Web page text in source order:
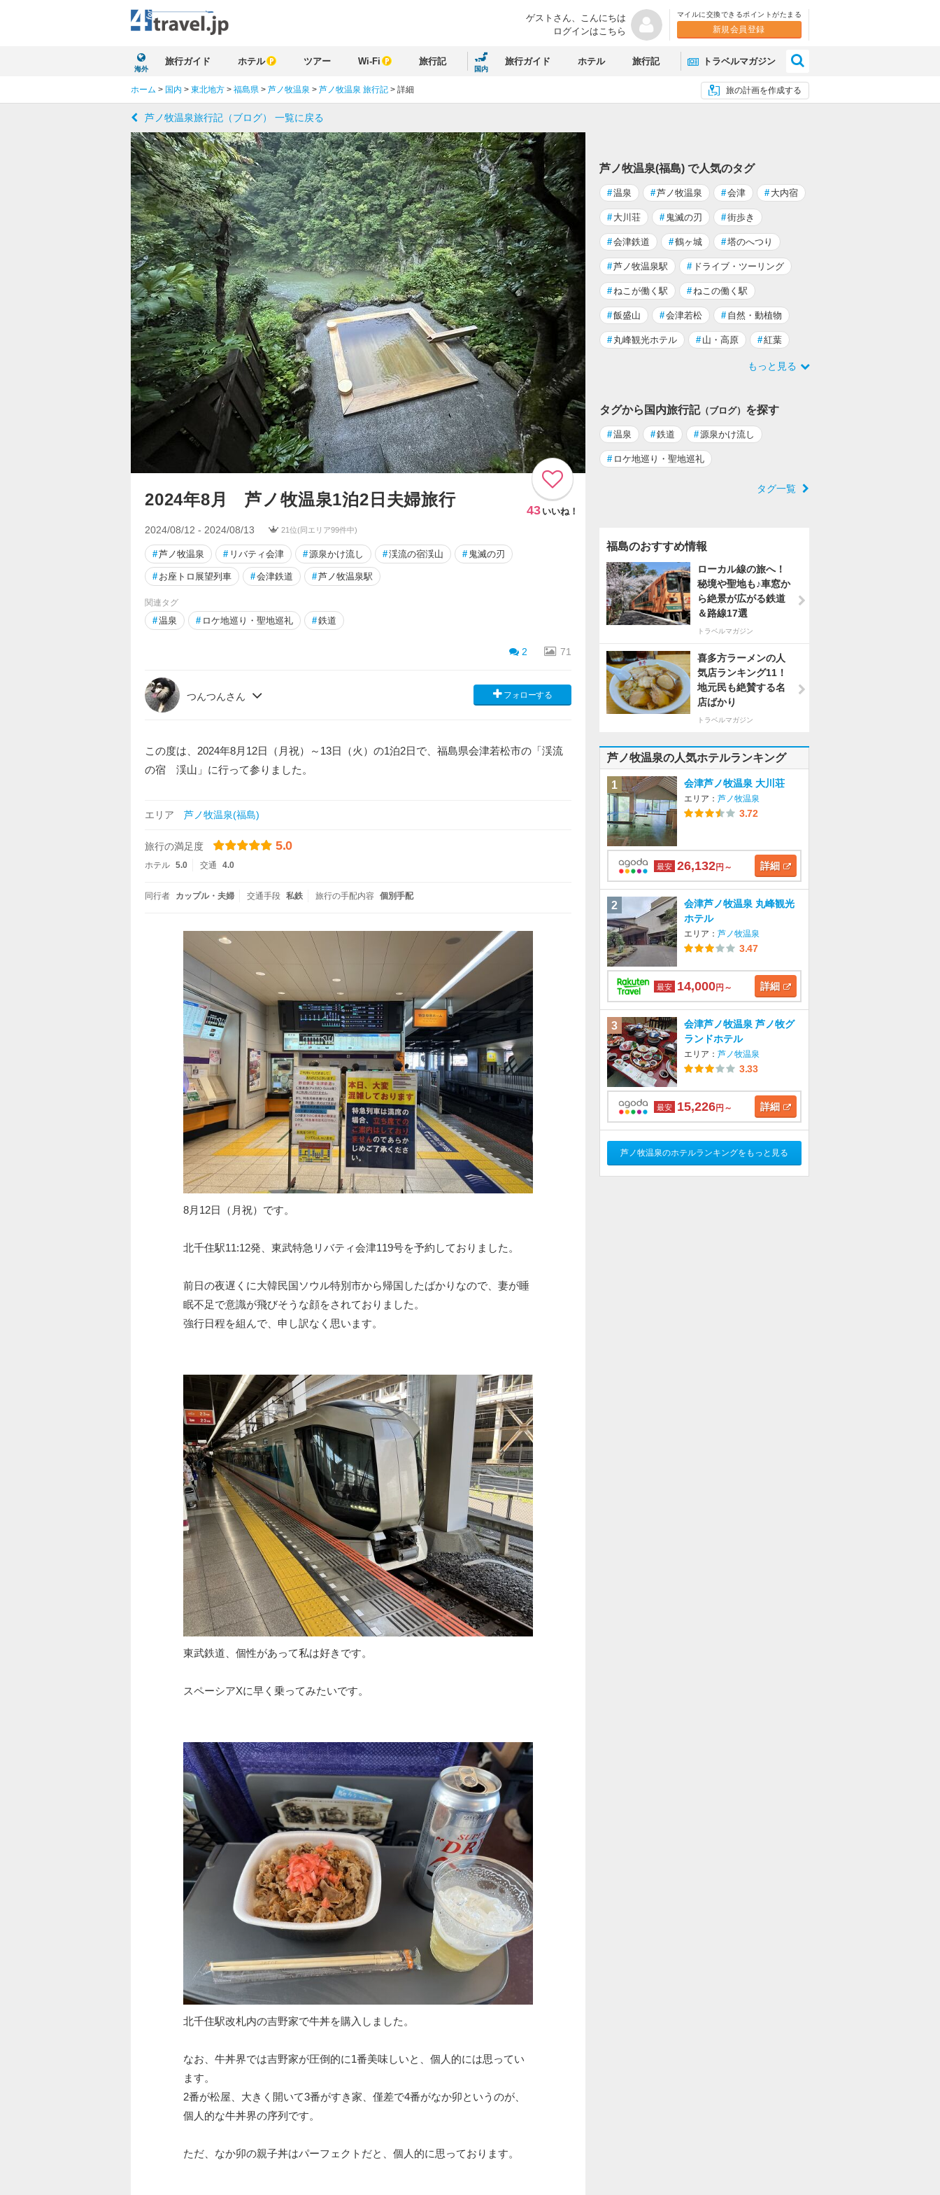
ゲストさん、 こんにちは
ログインはこちら
マイルに交換できるポイントがたまる
新規会員登録
海外
旅行ガイド ホテル ツアー Wi-Fi 旅行記
国内
旅行ガイド ホテル 旅行記 トラベルマガジン
旅の計画を作成する
ホーム > 国内 > 東北地方 > 福島県 > 芦ノ牧温泉 > 芦ノ牧温泉 旅行記 > 詳細
芦ノ牧温泉旅行記（ブログ） 一覧に戻る
2024年8月 芦ノ牧温泉1泊2日夫婦旅行
43 いいね！
2024/08/12 - 2024/08/13 21位(同エリア99件中)
#芦ノ牧温泉 # リバティ会津 #源泉かけ流し #渓流の宿渓山 # 鬼滅の刃
# お座トロ展望列車 #会津鉄道 #芦ノ牧温泉駅
関連タグ
#温泉 # ロケ地巡り・聖地巡礼 #鉄道
2 71
つんつんさん フォローする
この度は、2024年8月12日（月祝）～13日（火）の1泊2日で、福島県会津若松市の「渓流
の宿 渓山」に行って参りました。
エリア 芦ノ牧温泉(福島)
旅行の満足度 5.0
ホテル 5.0 交通 4.0
同行者 カップル・夫婦 交通手段 私鉄 旅行の手配内容 個別手配
8月12日（月祝）です。
北千住駅11:12発、東武特急リバティ会津119号を予約しておりました。
前日の夜遅くに大韓民国ソウル特別市から帰国したばかりなので、妻が睡
眠不足で意識が飛びそうな顔をされておりました。
強行日程を組んで、申し訳なく思います。
東武鉄道、個性があって私は好きです。
スペーシアXに早く乗ってみたいです。
北千住駅改札内の吉野家で牛丼を購入しました。
なお、牛丼界では吉野家が圧倒的に1番美味しいと、個人的には思ってい
ます。
2番が松屋、大きく開いて3番がすき家、僅差で4番がなか卯というのが、
個人的な牛丼界の序列です。
ただ、なか卯の親子丼はパーフェクトだと、個人的に思っております。
芦ノ牧温泉(福島) で人気のタグ
#温泉 #芦ノ牧温泉 #会津 # 大内宿
# 大川荘 # 鬼滅の刃 #街歩き
#会津鉄道 #鶴ヶ城 #塔のへつり
#芦ノ牧温泉駅 # ドライブ・ツーリング
#ねこが働く駅 #ねこの働く駅
#飯盛山 #会津若松 # 自然・動植物
# 丸峰観光ホテル # 山・高原 #紅葉
もっと見る
タグから国内旅行記（ブログ） を探す
#温泉 #鉄道 #源泉かけ流し
# ロケ地巡り・聖地巡礼
タグ一覧
福島のおすすめ情報
ローカル線の旅へ！
秘境や聖地も♪車窓か
ら絶景が広がる鉄道
＆路線17選
トラベルマガジン
喜多方ラーメンの人
気店ランキング11！
地元民も絶賛する名
店ばかり
トラベルマガジン
芦ノ牧温泉の人気ホテルランキング
1 会津芦ノ牧温泉 大川荘
エリア： 芦ノ牧温泉
3.72
最安 26,132円～ 詳細
2
会津芦ノ牧温泉 丸峰観光
ホテル
エリア： 芦ノ牧温泉
3.47
最安 14,000円～ 詳細
3
会津芦ノ牧温泉 芦ノ牧グ
ランドホテル
エリア： 芦ノ牧温泉
3.33
最安 15,226円～ 詳細
芦ノ牧温泉のホテルランキングをもっと見る